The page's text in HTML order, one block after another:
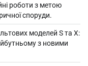
роботи з метою
споруди.
моделей S та X:
з новими